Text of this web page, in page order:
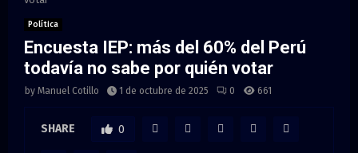
N
Política
Encuesta IEP: más del 60% del Perú
todavía no sabe por quién votar
by Manuel Cotillo 1 de octubre de 2025 0 661
SHARE 0